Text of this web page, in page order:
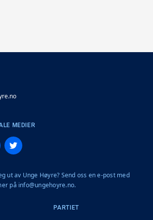
MEDIER
Twitter
ut av Unge Høyre? Send oss en e-post med
på info@ungehoyre.no.
PARTIET